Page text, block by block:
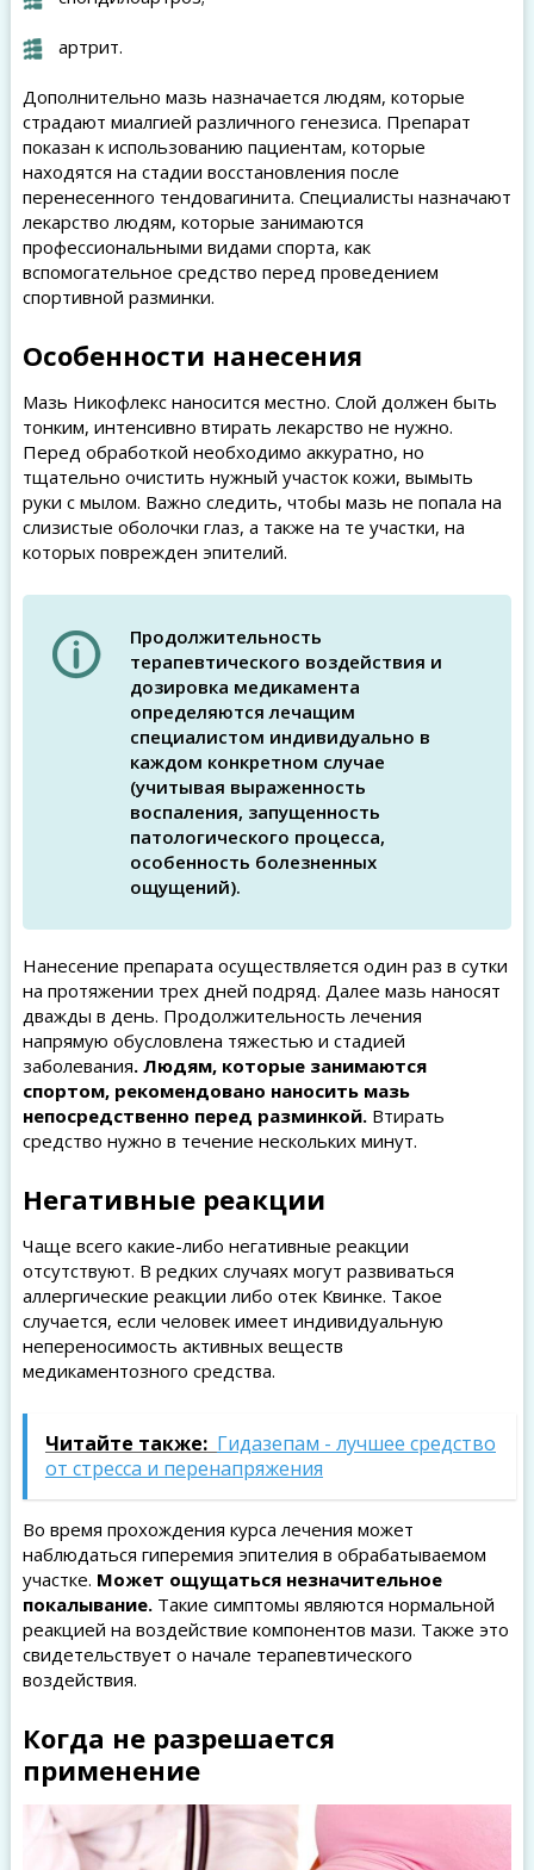
артрит.
Дополнительно мазь назначается людям, которые
страдают миалгией различного генезиса. Препарат
показан к использованию пациентам, которые
находятся на стадии восстановления после
перенесенного тендовагинита. Специалисты назначают
лекарство людям, которые занимаются
профессиональными видами спорта, как
вспомогательное средство перед проведением
спортивной разминки.
Особенности нанесения
Мазь Никофлекс наносится местно. Слой должен быть
тонким, интенсивно втирать лекарство не нужно.
Перед обработкой необходимо аккуратно, но
тщательно очистить нужный участок кожи, вымыть
руки с мылом. Важно следить, чтобы мазь не попала на
слизистые оболочки глаз, а также на те участки, на
которых поврежден эпителий.
Продолжительность
терапевтического воздействия и
дозировка медикамента
определяются лечащим
специалистом индивидуально в
каждом конкретном случае
(учитывая выраженность
воспаления, запущенность
патологического процесса,
особенность болезненных
ощущений).
Нанесение препарата осуществляется один раз в сутки
на протяжении трех дней подряд. Далее мазь наносят
дважды в день. Продолжительность лечения
напрямую обусловлена тяжестью и стадией
заболевания. Людям, которые занимаются
спортом, рекомендовано наносить мазь
непосредственно перед разминкой.Втирать
средство нужно в течение нескольких минут.
Негативные реакции
Чаще всего какие-либо негативные реакции
отсутствуют. В редких случаях могут развиваться
аллергические реакции либо отек Квинке. Такое
случается, если человек имеет индивидуальную
непереносимость активных веществ
медикаментозного средства.
Читайте также: Гидазепам - лучшее средство
от стресса и перенапряжения
Во время прохождения курса лечения может
наблюдаться гиперемия эпителия в обрабатываемом
участке. Может ощущаться незначительное
покалывание.Такие симптомы являются нормальной
реакцией на воздействие компонентов мази. Также это
свидетельствует о начале терапевтического
воздействия.
Когда не разрешается
применение